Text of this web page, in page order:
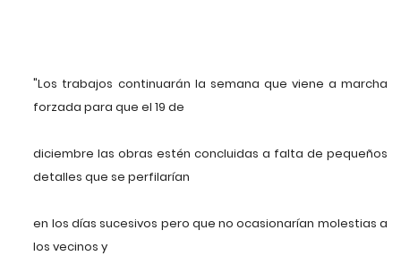
"Los trabajos continuarán la semana que viene a marcha
forzada para que el 19 de
diciembre las obras estén concluidas a falta de pequeños
detalles que se perfilarían
en los días sucesivos pero que no ocasionarían molestias a
los vecinos y